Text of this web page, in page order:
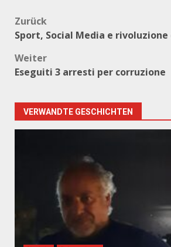
Beitragsnavigation
Zurück
Sport, Social Media e
Weiter
Eseguiti 3 arresti per corruzione
VERWANDTE GESCHICHTEN